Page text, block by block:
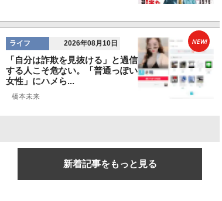
ライフ 2026年08月10日
「自分は詐欺を見抜ける」と過信
する人こそ危ない。「普通っぽい
女性」にハメら...
橋本未来
NEW!
新着記事をもっと見る